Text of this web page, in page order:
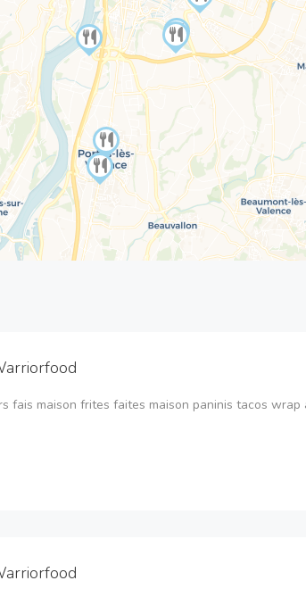
fais maison frites faites maison paninis tacos wrap